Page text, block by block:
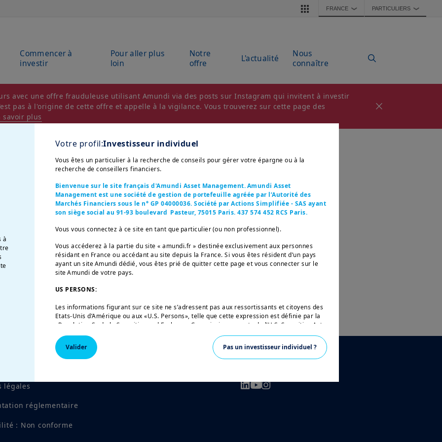
FRANCE ❯ PARTICULIERS ❯
Commencer à
investir
Pour aller plus
loin
Notre
offre
L'actualité
Nous
connaître
avec une offre frauduleuse utilisant Amundi via des posts sur Instagram qui invitent à investir
pas à l'origine de cette offre et appelle à la vigilance. Vous trouverez sur cette page des
savoir plus
à
Votre profil:Investisseur individuel
Vous êtes un particulier à la recherche de conseils pour gérer votre épargne ou à la
recherche de conseillers financiers.
Bienvenue sur le site français d'Amundi Asset Management. Amundi Asset
Management est une société de gestion de portefeuille agréée par l’Autorité des
Marchés Financiers sous le n° GP 04000036. Société par Actions Simplifiée - SAS ayant
son siège social au 91-93 boulevard Pasteur, 75015 Paris. 437 574 452 RCS Paris.
Vous vous connectez à ce site en tant que particulier (ou non professionnel).
Vous accéderez à la partie du site « amundi.fr » destinée exclusivement aux personnes
résidant en France ou accédant au site depuis la France. Si vous êtes résident d’un pays
ayant un site Amundi dédié, vous êtes prié de quitter cette page et vous connecter sur le
site Amundi de votre pays.
US PERSONS:
Les informations figurant sur ce site ne s’adressent pas aux ressortissants et citoyens des
Etats-Unis d’Amérique ou aux «U.S. Persons», telle que cette expression est définie par la
«Regulation S» de la Securities and Exchange Commission en vertu de l’U.S. Securities Act
de 1933, qui vise notamment toute personne physique résidant aux Etats-Unis d’Amérique
et toute entité ou société organisée ou enregistrée en vertu de la réglementation
américaine. Si vous êtes une « U.S. Person », vous n’êtes pas autorisé à accéder à ce site et
vous êtes invité à vous connecter sur
leurs produits autorisés à la commercialisation en France. Aucune information contenue
conseil en investissement de la part d’Amundi Asset Management ou de ses sociétés
Amundi Asset Management vous informe que les informations sur les produits figurant sur
Valider Pas un investisseur individuel ?
légales
réglementaire
: Non conforme